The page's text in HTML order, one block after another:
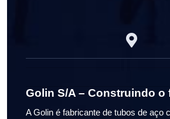
Golin S/A – Construindo o
A Golin é fabricante de tubos de aço